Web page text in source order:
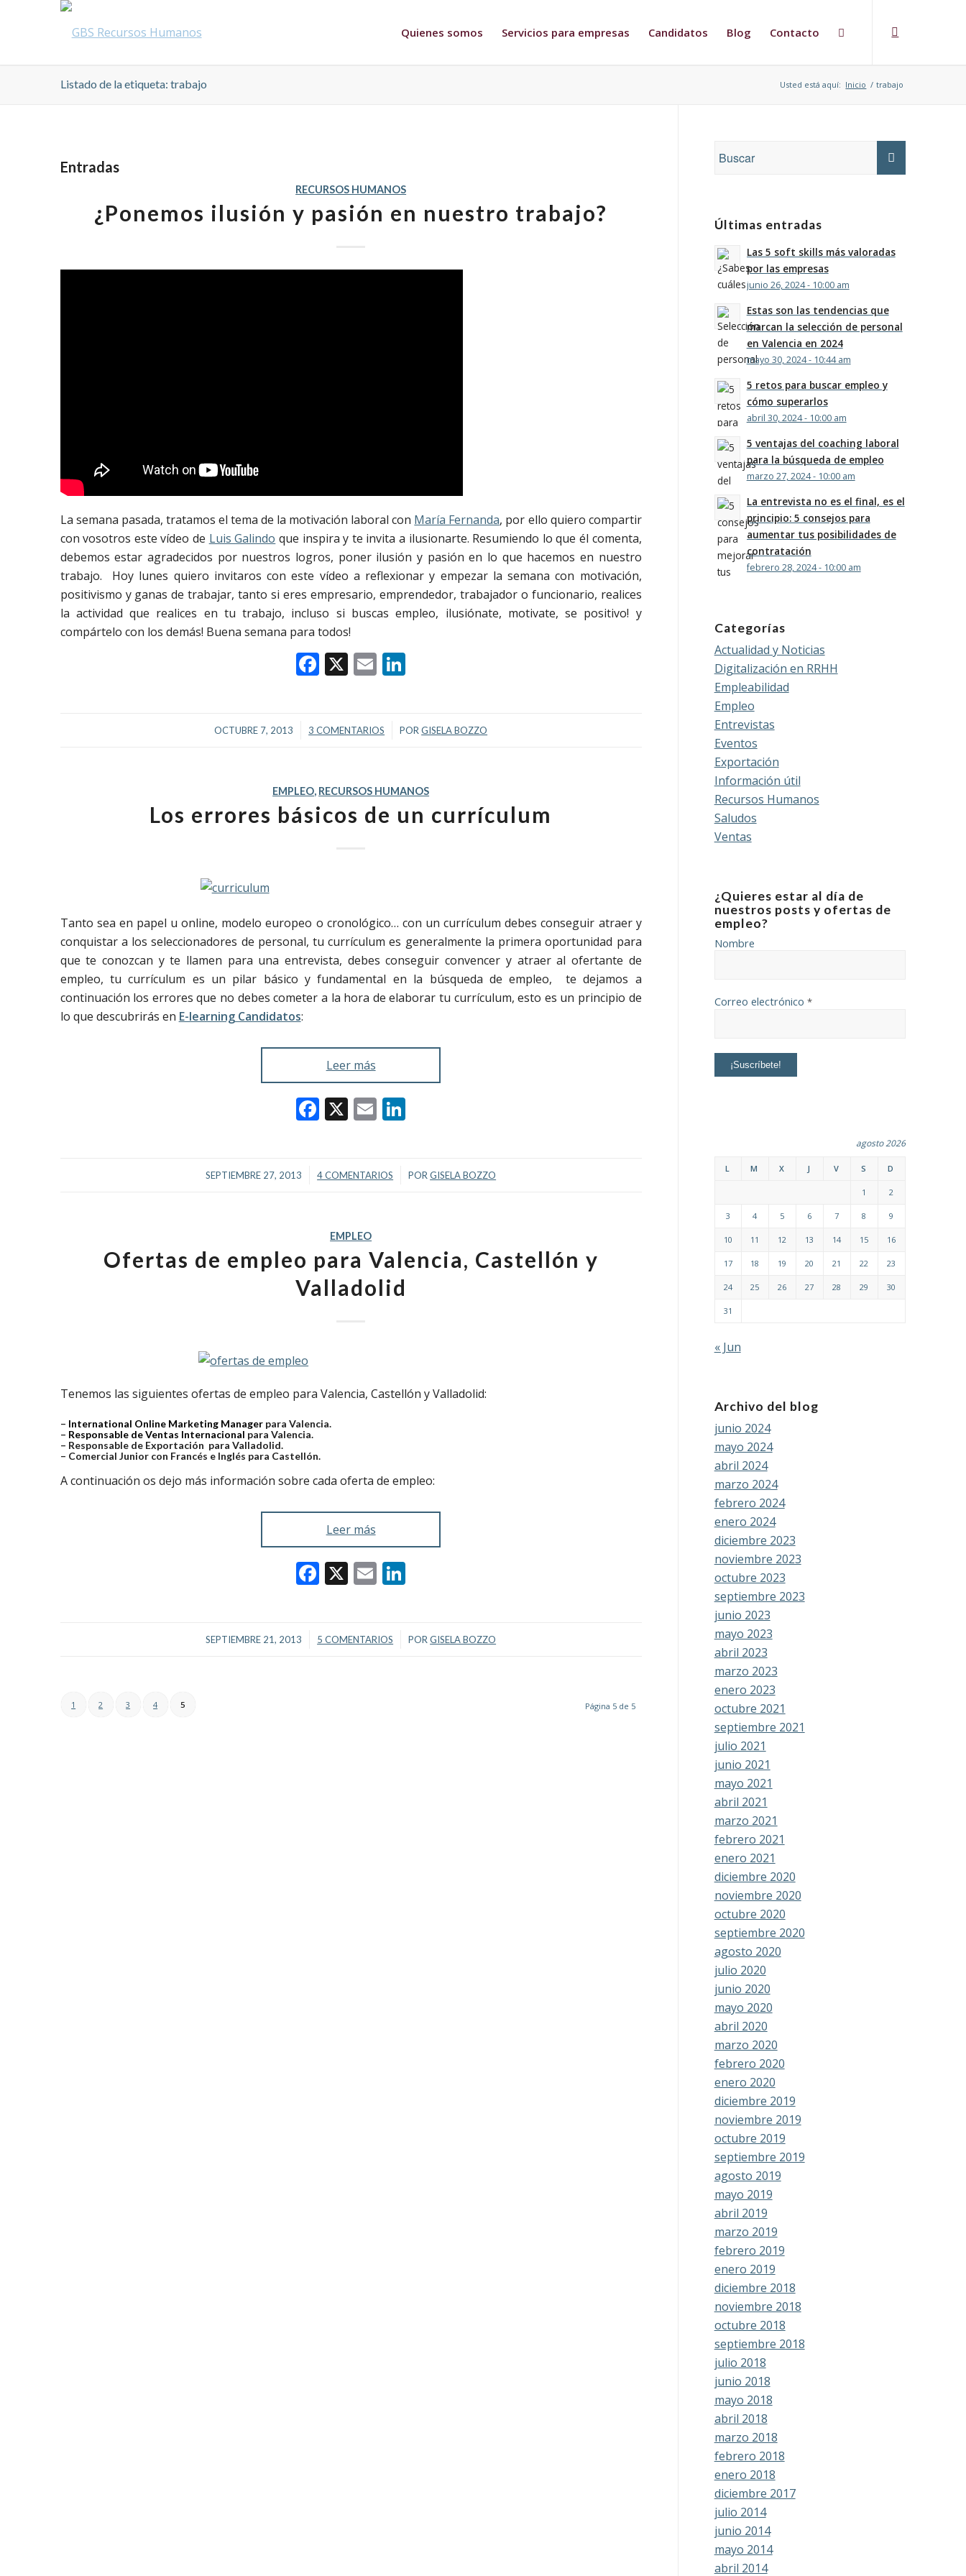
Quienes somos Servicios para empresas Candidatos Blog Contacto
Listado de la etiqueta: trabajo Usted está aquí: Inicio / trabajo
Entradas
RECURSOS HUMANOS
¿Ponemos ilusión y pasión en nuestro trabajo?
La semana pasada, tratamos el tema de la motivación laboral con María Fernanda, por ello quiero compartir
con vosotros este vídeo de Luis Galindo que inspira y te invita a ilusionarte. Resumiendo lo que él comenta,
debemos estar agradecidos por nuestros logros, poner ilusión y pasión en lo que hacemos en nuestro
trabajo. Hoy lunes quiero invitaros con este vídeo a reflexionar y empezar la semana con motivación,
positivismo y ganas de trabajar, tanto si eres empresario, emprendedor, trabajador o funcionario, realices
la actividad que realices en tu trabajo, incluso si buscas empleo, ilusiónate, motivate, se positivo! y
compártelo con los demás! Buena semana para todos!
Facebook
X Email
OCTUBRE 7, 2013
/ 3 COMENTARIOS
/ PORGISELA BOZZO
EMPLEO, RECURSOS HUMANOS
Los errores básicos de un currículum
Tanto sea en papel u online, modelo europeo o cronológico… con un currículum debes conseguir atraer y
conquistar a los seleccionadores de personal, tu currículum es generalmente la primera oportunidad para
que te conozcan y te llamen para una entrevista, debes conseguir convencer y atraer al ofertante de
empleo, tu currículum es un pilar básico y fundamental en la búsqueda de empleo, te dejamos a
continuación los errores que no debes cometer a la hora de elaborar tu currículum, esto es un principio de
lo que descubrirás en E-learning Candidatos:
Leer más
Facebook
X Email
SEPTIEMBRE 27, 2013
/ 4 COMENTARIOS
/ PORGISELA BOZZO
EMPLEO
Ofertas de empleo para Valencia, Castellón y
Valladolid
Tenemos las siguientes ofertas de empleo para Valencia, Castellón y Valladolid:
– International Online Marketing Manager para Valencia.
– Responsable de Ventas Internacional para Valencia.
– Responsable de Exportación para Valladolid.
– Comercial Junior con Francés e Inglés para Castellón.
A continuación os dejo más información sobre cada oferta de empleo:
Leer más
Facebook
X Email
SEPTIEMBRE 21, 2013
/ 5 COMENTARIOS
/ PORGISELA BOZZO
Página 5 de 5
1 2 3 4 5
Últimas entradas
Las 5 soft skills más valoradas
por las empresas
junio 26, 2024 - 10:00 am
Estas son las tendencias que
marcan la selección de personal
en Valencia en 2024
mayo 30, 2024 - 10:44 am
5 retos para buscar empleo y
cómo superarlos
abril 30, 2024 - 10:00 am
5 ventajas del coaching laboral
para la búsqueda de empleo
marzo 27, 2024 - 10:00 am
La entrevista no es el final, es el
principio: 5 consejos para
aumentar tus posibilidades de
contratación
febrero 28, 2024 - 10:00 am
Categorías
Actualidad y Noticias
Digitalización en RRHH
Empleabilidad
Empleo
Entrevistas
Eventos
Exportación
Información útil
Recursos Humanos
Saludos
Ventas
¿Quieres estar al día de
nuestros posts y ofertas de
empleo?
Nombre
Correo electrónico *
agosto 2026
L M X J V S D
1 2
3 4 5 6 7 8 9
10 11 12 13 14 15 16
17 18 19 20 21 22 23
24 25 26 27 28 29 30
31
« Jun
Archivo del blog
junio 2024
mayo 2024
abril 2024
marzo 2024
febrero 2024
enero 2024
diciembre 2023
noviembre 2023
octubre 2023
septiembre 2023
junio 2023
mayo 2023
abril 2023
marzo 2023
enero 2023
octubre 2021
septiembre 2021
julio 2021
junio 2021
mayo 2021
abril 2021
marzo 2021
febrero 2021
enero 2021
diciembre 2020
noviembre 2020
octubre 2020
septiembre 2020
agosto 2020
julio 2020
junio 2020
mayo 2020
abril 2020
marzo 2020
febrero 2020
enero 2020
diciembre 2019
noviembre 2019
octubre 2019
septiembre 2019
agosto 2019
mayo 2019
abril 2019
marzo 2019
febrero 2019
enero 2019
diciembre 2018
noviembre 2018
octubre 2018
septiembre 2018
julio 2018
junio 2018
mayo 2018
abril 2018
marzo 2018
febrero 2018
enero 2018
diciembre 2017
julio 2014
junio 2014
mayo 2014
abril 2014